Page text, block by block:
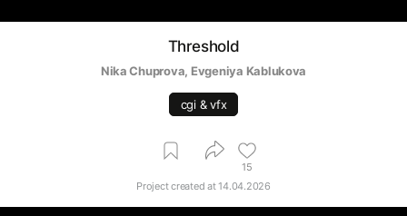
Threshold
Nika Chuprova, Evgeniya Kablukova
cgi & vfx
15
Project created at14.04.2026